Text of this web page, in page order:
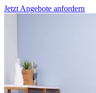
Jetzt Angebote anfordern